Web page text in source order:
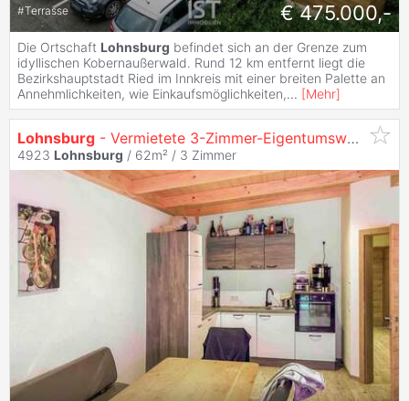
#Terrasse € 475.000,-
Die Ortschaft Lohnsburg befindet sich an der Grenze zum
idyllischen Kobernaußerwald. Rund 12 km entfernt liegt die
Bezirkshauptstadt Ried im Innkreis mit einer breiten Palette an
Annehmlichkeiten, wie Einkaufsmöglichkeiten,... [Mehr]
Lohnsburg - Vermietete 3-Zimmer-Eigentumswohnung mit Terrasse
4923 Lohnsburg / 62m² / 3 Zimmer